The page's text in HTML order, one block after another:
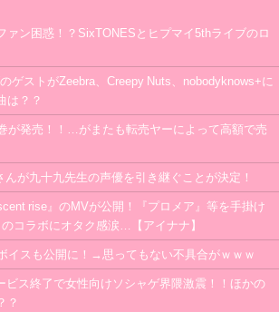
ァン困惑！？SixTONESとヒプマイ5thライブのロ
ゲストがZeebra、Creepy Nuts、nobodyknows+に
は？？
が発売！！…がまたも転売ヤーによって高額で売
んが九十九先生の声優を引き継ぐことが決定！
rise』のMVが公開！『プロメア』等を手掛け
コラボにオタク感涙…【アイナナ】
イスも公開に！→思ってもない不具合がｗｗｗ
ビス終了で女性向けソシャゲ界隈激震！！ほかの
？